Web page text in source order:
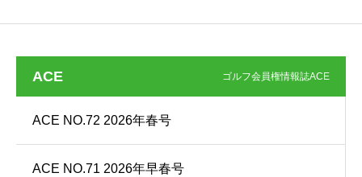
ACE ゴルフ会員権情報誌ACE
ACE NO.72 2026年春号
ACE NO.71 2026年早春号